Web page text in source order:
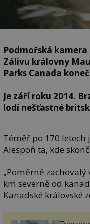
Podmořská
Zálivu královny
Parks Canada
Je září roku 2014.
lodí nešťastné
Téměř po 170 letech
Alespoň ta, kde
„Poměrně
km severně od
Kanadské královské